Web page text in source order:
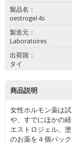
製品名
oestrogel 4s
製造元
Laboratoires
出荷国
タイ
商品説明
女性ホルモン薬は
や、すでにほかの
エストロジェル。
のお薬を４個パッ